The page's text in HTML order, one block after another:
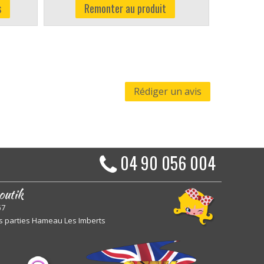
Remonter au produit
Rédiger un avis
04 90 056 004
parties Hameau Les Imberts